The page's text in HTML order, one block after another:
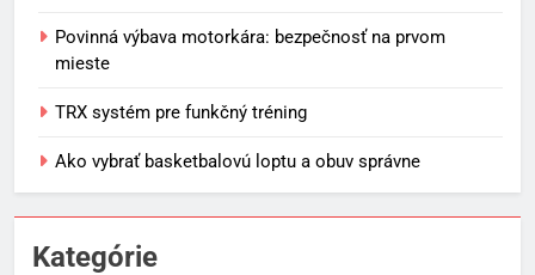
Povinná výbava motorkára: bezpečnosť na prvom
mieste
TRX systém pre funkčný tréning
Ako vybrať basketbalovú loptu a obuv správne
Kategórie